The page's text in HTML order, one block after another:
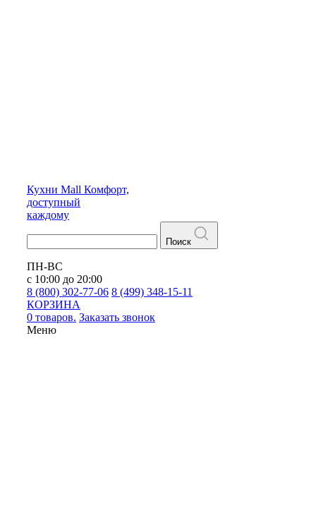
Кухни Mall Комфорт,
доступный
каждому
Поиск
ПН-ВС
с 10:00 до 20:00
8 (800) 302-77-06 8 (499) 348-15-11
КОРЗИНА
0 товаров. Заказать звонок
Меню